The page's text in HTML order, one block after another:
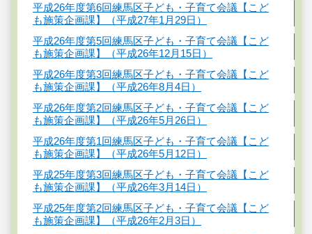
平成26年度第6回練馬区子ども・子育て会議【こど
も施策企画課】（平成27年1月29日）
平成26年度第5回練馬区子ども・子育て会議【こど
も施策企画課】（平成26年12月15日）
平成26年度第3回練馬区子ども・子育て会議【こど
も施策企画課】（平成26年8月4日）
平成26年度第2回練馬区子ども・子育て会議【こど
も施策企画課】（平成26年5月26日）
平成26年度第1回練馬区子ども・子育て会議【こど
も施策企画課】（平成26年5月12日）
平成25年度第3回練馬区子ども・子育て会議【こど
も施策企画課】（平成26年3月14日）
平成25年度第2回練馬区子ども・子育て会議【こど
も施策企画課】（平成26年2月3日）